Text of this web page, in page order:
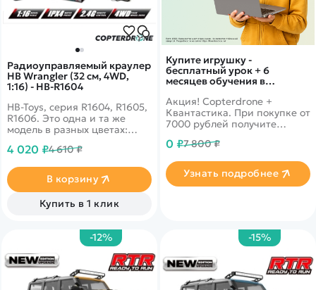
Купите игрушку -
бесплатный урок + 6
месяцев обучения в
Акция! Copterdrone +
Квантастика. При покупке от
7000 рублей получите
нашего партнера
0 ₽7 800 ₽
Узнать подробнее
Радиоуправляемый краулер
HB Wrangler (32 см, 4WD,
1:16) - HB-R1604
HB-Toys, серия R1604, R1605,
R1606. Это одна и та же
модель в разных цветах:
зеленый (R1605) и
4 020 ₽4 610 ₽
В корзину
Купить в 1 клик
-12% -15%